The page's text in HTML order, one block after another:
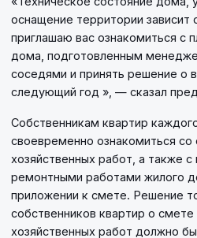
оснащение территории зависит
приглашаю вас ознакомиться с
дома, подготовленным
соседями и принять решение о
следующий год », — сказал
Собственникам квартир
своевременно ознакомиться
хозяйственных работ, а также
ремонтными работами жилого
приложении к смете. Решение
собственников квартир о
хозяйственных работ должно